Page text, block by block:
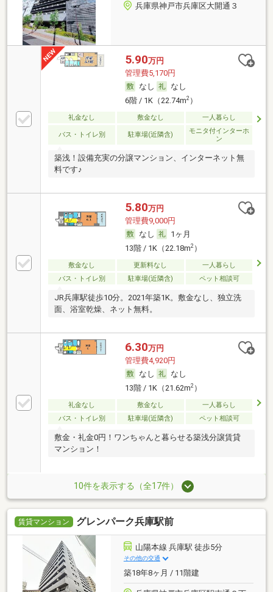
兵庫県神戸市兵庫区大開通３
5.90万円
管理費5,170円
なし
なし
6階 / 1K（22.74m2）
礼金なし 敷金なし 一人暮らし
バス・トイレ別 駐車場(近隣含)
モニタ付インターホ
ン
築浅！設備充実の分譲マンション、インターネット無
料です♪
5.80万円
管理費9,000円
なし
1ヶ月
13階 / 1K（22.18m2）
敷金なし 更新料なし
一人暮らし
バス・トイレ別
駐車場(近隣含) ペット相談可
JR兵庫駅徒歩10分。2021年築1K。敷金なし、独立洗
面、浴室乾燥、ネット無料。
6.30万円
管理費4,920円
なし
なし
13階 / 1K（21.62m2）
礼金なし 敷金なし
一人暮らし
バス・トイレ別
駐車場(近隣含) ペット相談可
敷金・礼金0円！ワンちゃんと暮らせる築浅分譲賃貸
マンション！
10件を表示する（全17件）
賃貸マンション グレンパーク兵庫駅前
山陽本線 兵庫駅 徒歩5分
その他の交通
築18年8ヶ月 / 11階建